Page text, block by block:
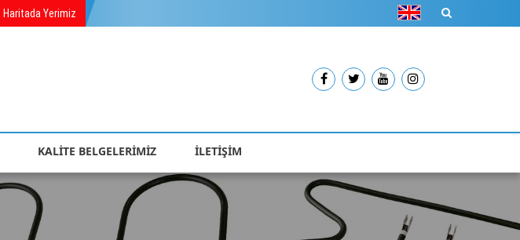
Haritada Yerimiz
KALİTE BELGELERİMİZ İLETİŞİM